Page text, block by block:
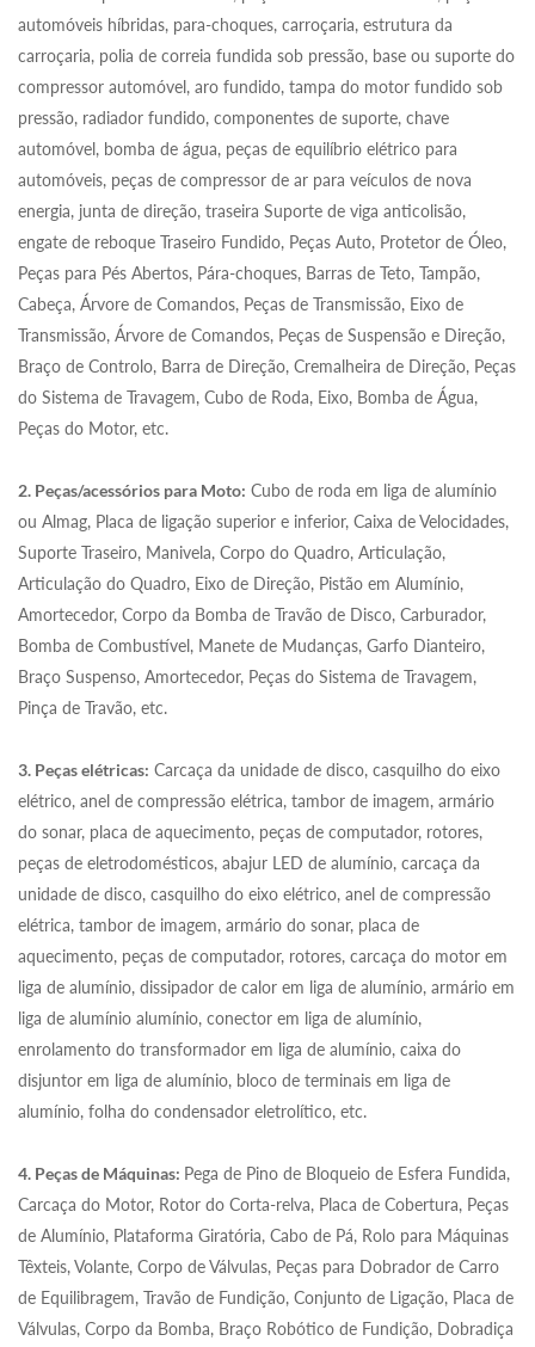
automóveis híbridas, para-choques, carroçaria, estrutura da
carroçaria, polia de correia fundida sob pressão, base ou suporte do
compressor automóvel, aro fundido, tampa do motor fundido sob
pressão, radiador fundido, componentes de suporte, chave
automóvel, bomba de água, peças de equilíbrio elétrico para
automóveis, peças de compressor de ar para veículos de nova
energia, junta de direção, traseira Suporte de viga anticolisão,
engate de reboque Traseiro Fundido, Peças Auto, Protetor de Óleo,
Peças para Pés Abertos, Pára-choques, Barras de Teto, Tampão,
Cabeça, Árvore de Comandos, Peças de Transmissão, Eixo de
Transmissão, Árvore de Comandos, Peças de Suspensão e Direção,
Braço de Controlo, Barra de Direção, Cremalheira de Direção, Peças
do Sistema de Travagem, Cubo de Roda, Eixo, Bomba de Água,
Peças do Motor, etc.
2. Peças/acessórios para Moto: Cubo de roda em liga de alumínio
ou Almag, Placa de ligação superior e inferior, Caixa de Velocidades,
Suporte Traseiro, Manivela, Corpo do Quadro, Articulação,
Articulação do Quadro, Eixo de Direção, Pistão em Alumínio,
Amortecedor, Corpo da Bomba de Travão de Disco, Carburador,
Bomba de Combustível, Manete de Mudanças, Garfo Dianteiro,
Braço Suspenso, Amortecedor, Peças do Sistema de Travagem,
Pinça de Travão, etc.
3. Peças elétricas: Carcaça da unidade de disco, casquilho do eixo
elétrico, anel de compressão elétrica, tambor de imagem, armário
do sonar, placa de aquecimento, peças de computador, rotores,
peças de eletrodomésticos, abajur LED de alumínio, carcaça da
unidade de disco, casquilho do eixo elétrico, anel de compressão
elétrica, tambor de imagem, armário do sonar, placa de
aquecimento, peças de computador, rotores, carcaça do motor em
liga de alumínio, dissipador de calor em liga de alumínio, armário em
liga de alumínio alumínio, conector em liga de alumínio,
enrolamento do transformador em liga de alumínio, caixa do
disjuntor em liga de alumínio, bloco de terminais em liga de
alumínio, folha do condensador eletrolítico, etc.
4. Peças de Máquinas: Pega de Pino de Bloqueio de Esfera Fundida,
Carcaça do Motor, Rotor do Corta-relva, Placa de Cobertura, Peças
de Alumínio, Plataforma Giratória, Cabo de Pá, Rolo para Máquinas
Têxteis, Volante, Corpo de Válvulas, Peças para Dobrador de Carro
de Equilibragem, Travão de Fundição, Conjunto de Ligação, Placa de
Válvulas, Corpo da Bomba, Braço Robótico de Fundição, Dobradiça